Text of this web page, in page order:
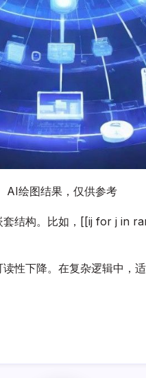
AI绘图结果，仅供参考
套结构。比如，[[ij for j in
性下降。在复杂逻辑中，